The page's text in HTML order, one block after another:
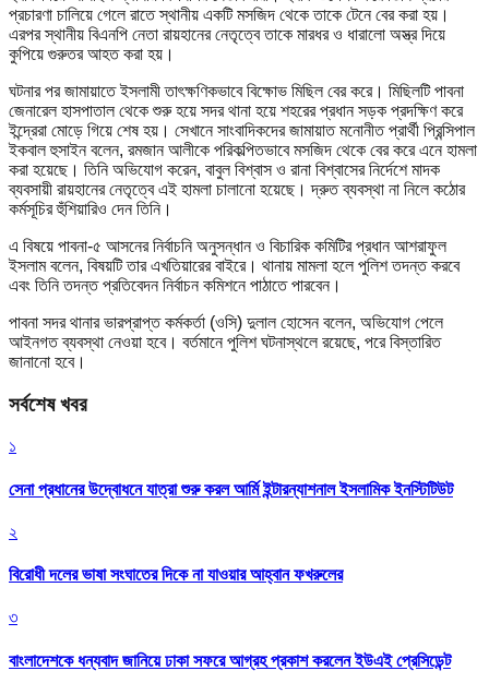
প্রচারণা চালিয়ে গেলে রাতে স্থানীয় একটি মসজিদ থেকে তাকে টেনে বের করা হয়।
এরপর স্থানীয় বিএনপি নেতা রায়হানের নেতৃত্বে তাকে মারধর ও ধারালো অস্ত্র দিয়ে
কুপিয়ে গুরুতর আহত করা হয়।
ঘটনার পর জামায়াতে ইসলামী তাৎক্ষণিকভাবে বিক্ষোভ মিছিল বের করে। মিছিলটি পাবনা
জেনারেল হাসপাতাল থেকে শুরু হয়ে সদর থানা হয়ে শহরের প্রধান সড়ক প্রদক্ষিণ করে
ইন্দ্রেরা মোড়ে গিয়ে শেষ হয়। সেখানে সাংবাদিকদের জামায়াত মনোনীত প্রার্থী প্রিন্সিপাল
ইকবাল হুসাইন বলেন, রমজান আলীকে পরিকল্পিতভাবে মসজিদ থেকে বের করে এনে হামলা
করা হয়েছে। তিনি অভিযোগ করেন, বাবুল বিশ্বাস ও রানা বিশ্বাসের নির্দেশে মাদক
ব্যবসায়ী রায়হানের নেতৃত্বে এই হামলা চালানো হয়েছে। দ্রুত ব্যবস্থা না নিলে কঠোর
কর্মসূচির হুঁশিয়ারিও দেন তিনি।
এ বিষয়ে পাবনা-৫ আসনের নির্বাচনি অনুসন্ধান ও বিচারিক কমিটির প্রধান আশরাফুল
ইসলাম বলেন, বিষয়টি তার এখতিয়ারের বাইরে। থানায় মামলা হলে পুলিশ তদন্ত করবে
এবং তিনি তদন্ত প্রতিবেদন নির্বাচন কমিশনে পাঠাতে পারবেন।
পাবনা সদর থানার ভারপ্রাপ্ত কর্মকর্তা (ওসি) দুলাল হোসেন বলেন, অভিযোগ পেলে
আইনগত ব্যবস্থা নেওয়া হবে। বর্তমানে পুলিশ ঘটনাস্থলে রয়েছে, পরে বিস্তারিত
জানানো হবে।
সর্বশেষ খবর
১
সেনা প্রধানের উদ্বোধনে যাত্রা শুরু করল আর্মি ইন্টারন্যাশনাল ইসলামিক ইনস্টিটিউট
২
বিরোধী দলের ভাষা সংঘাতের দিকে না যাওয়ার আহ্বান ফখরুলের
৩
বাংলাদেশকে ধন্যবাদ জানিয়ে ঢাকা সফরে আগ্রহ প্রকাশ করলেন ইউএই প্রেসিডেন্ট